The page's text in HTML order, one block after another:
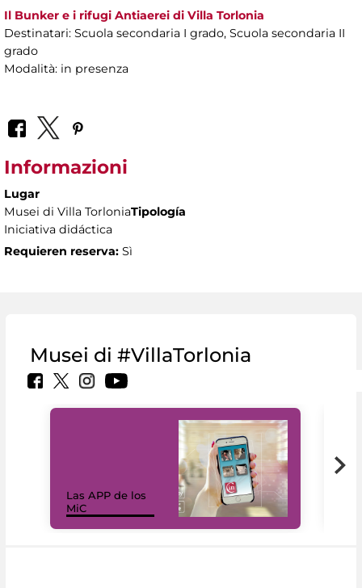
Il Bunker e i rifugi Antiaerei di Villa Torlonia
Destinatari: Scuola secondaria I grado, Scuola secondaria II
grado
Modalità: in presenza
Informazioni
Lugar
Musei di Villa TorloniaTipología
Iniciativa didáctica
Requieren reserva: Sì
Musei di #VillaTorlonia
Las APP de los
MiC